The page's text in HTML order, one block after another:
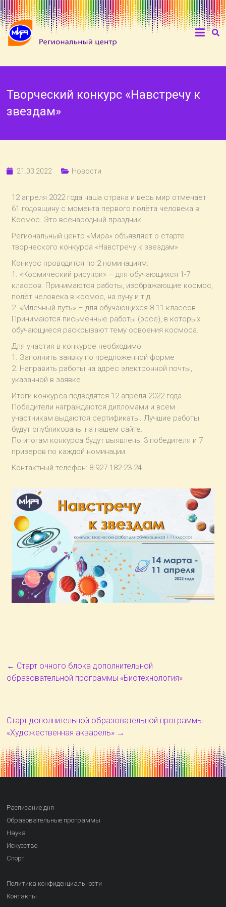
Творческий конкурс «Навстречу к
звездам»
21.03.2022 Новости
12 апреля 2022 года наша страна и весь мир отмечает
61 годовщину с момента первого полёта человека в
Космос. Это всенародный праздник.
Региональный центр «Мира» объявляет о старте
творческого конкурса «Навстречу к звездам»
Конкурс проводится по 2 номинациям:
1. «Космический рисунок» – для обучающихся 1-7
классов. Принимаются работы, изображающие космос,
полёт человека в космос, на луну и т.д.
2. «Млечный путь» – для обучающихся 8-11 классов.
Принимаются письменные работы (эссе), в которых
обучающиеся раскрывают тему освоения космоса.
Для участия в конкурсе необходимо:
1. Заполнить заявку по предложенной форме
2. Направить работы на адрес электронной почты,
указанной в заявке.
Итоги конкурса подводятся 12 апреля 2022 года.
Победители награждаются дипломами и всем
участникам выдаются сертификаты. Лучшие работы
будут опубликованы на нашем сайте.
По итогам конкурса будут выявлены 3 победителя и 7
призеров по каждой номинации.
Контактный телефон: 8-927-182-23-24.
← Старт очного блока дополнительной
образовательной программы «Биотехнология»
Старт дополнительной образовательной программы
«Художественная акварель» →
Расписание дня
Образовательные программы
Наука
Искусство
Спорт
Политика конфиденциальности
Контакты